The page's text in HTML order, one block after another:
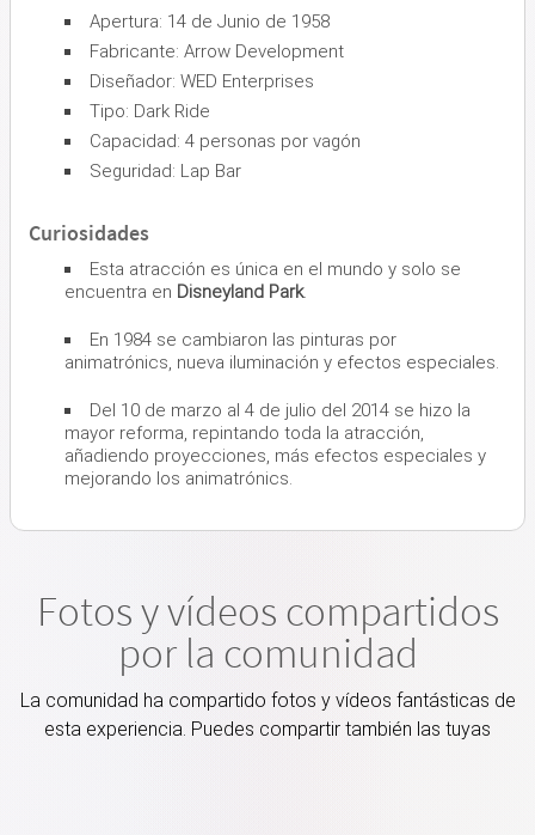
Apertura: 14 de Junio de 1958
Fabricante: Arrow Development
Diseñador: WED Enterprises
Tipo: Dark Ride
Capacidad: 4 personas por vagón
Seguridad: Lap Bar
Curiosidades
Esta atracción es única en el mundo y solo se
encuentra en Disneyland Park.
En 1984 se cambiaron las pinturas por
animatrónics, nueva iluminación y efectos especiales.
Del 10 de marzo al 4 de julio del 2014 se hizo la
mayor reforma, repintando toda la atracción,
añadiendo proyecciones, más efectos especiales y
mejorando los animatrónics.
Fotos y vídeos compartidos
por la comunidad
La comunidad ha compartido fotos y vídeos fantásticas de
esta experiencia. Puedes compartir también las tuyas